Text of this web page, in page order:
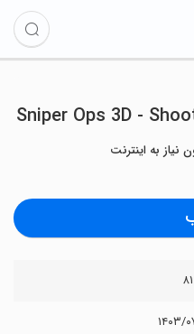
Sniper Ops 3D -
نیاز به اینترنت
۰۷/۱۰